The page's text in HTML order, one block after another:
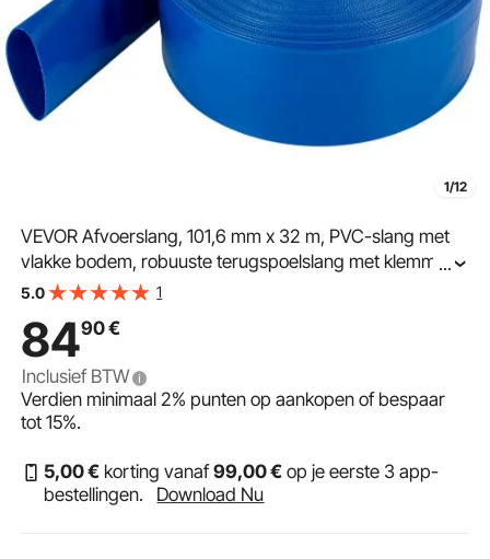
1/12
VEVOR Afvoerslang, 101,6 mm x 32 m, PVC-slang met
vlakke bodem, robuuste terugspoelslang met klemmen,
weerbestendig en barstbestendig, ideaal voor
...
5.0 1
8490€
Inclusief BTW
Verdien minimaal2% punten op aankopen of bespaar
tot15%.
5,00€ korting vanaf99,00€ op je eerste 3 app-
bestellingen.
Download Nu